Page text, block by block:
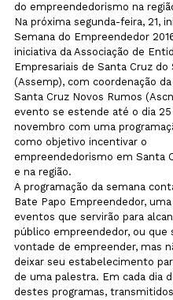
do empreendedorismo na
Na próxima segunda-feira, 21,
Semana do Empreendedor
iniciativa da Associação de
Empresariais de Santa Cruz do
(Assemp), com coordenação da
Santa Cruz Novos Rumos
evento se estende até o dia 25
novembro com uma
como objetivo incentivar o
empreendedorismo em Santa
e na região.
A programação da semana
Bate Papo Empreendedor,
eventos que servirão para
público empreendedor, ou que
vontade de empreender, mas
deixar seu estabelecimento
de uma palestra. Em cada dia
destes programas,